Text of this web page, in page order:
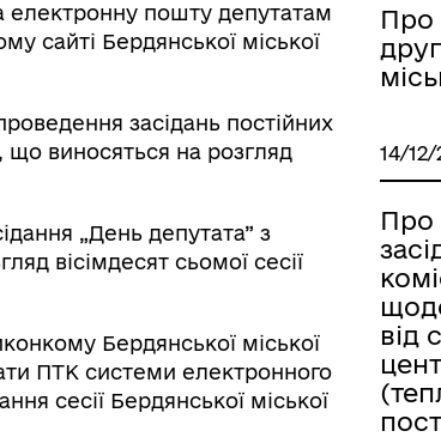
електронну пошту депутатам
сайті Бердянської міської
засідань постійних
що виносяться на розгляд
„День депутата” з
вісімдесят сьомої сесії
Бердянської міської
ПТК системи електронного
сесії Бердянської міської
Про
14/12/
Про
від